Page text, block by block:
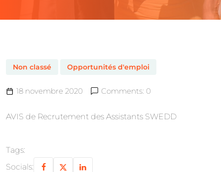
Non classé Opportunités d'emploi
18 novembre 2020 Comments: 0
AVIS de Recrutement des Assistants SWEDD
Tags:
Socials: